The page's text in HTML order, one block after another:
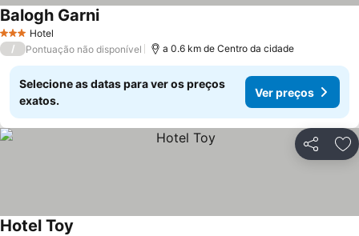
3 EstrelasHotel
Balogh Garni
/ Pontuação não disponível a 0.6 km de Centro da cidade
Selecione as datas para ver os preços
exatos.
Ver preços
Partilhar
Hotel Toy